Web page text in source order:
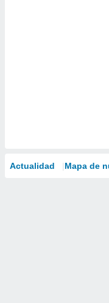
Actualidad Mapa de